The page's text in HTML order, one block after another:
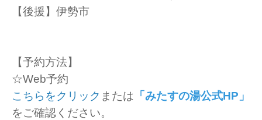
【後援】伊勢市
【予約方法】
☆Web予約
こちらをクリック または 「みたすの湯公式HP」
をご確認ください。